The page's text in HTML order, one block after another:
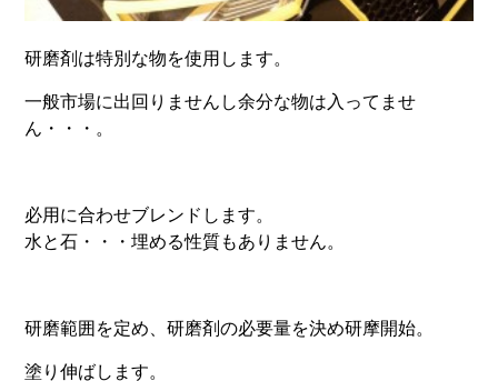
研磨剤は特別な物を使用します。
一般市場に出回りませんし余分な物は入ってませ
ん・・・。
必用に合わせブレンドします。
水と石・・・埋める性質もありません。
研磨範囲を定め、研磨剤の必要量を決め研摩開始。
塗り伸ばします。